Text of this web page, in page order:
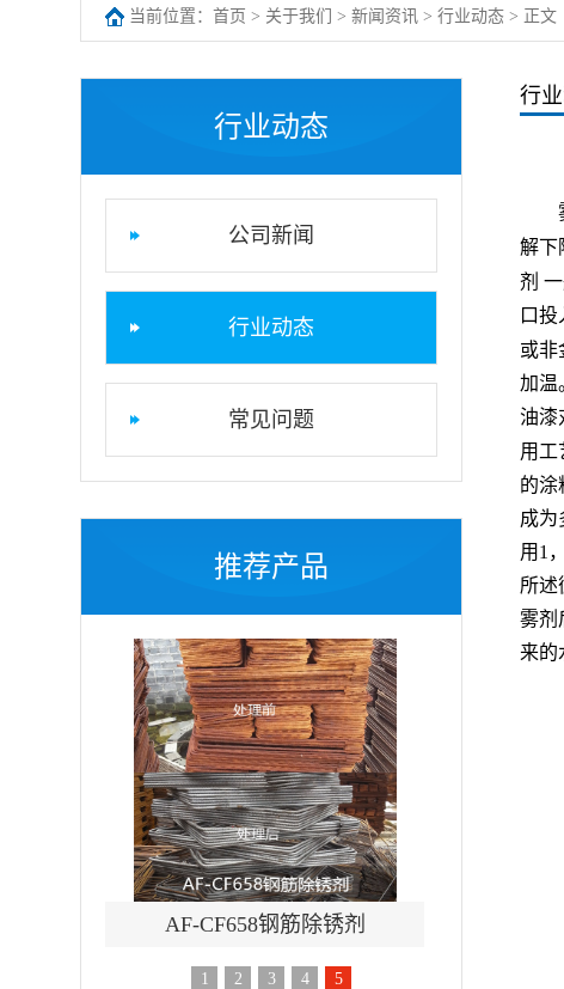
当前位置： 首页 > 关于我们 > 新闻资讯 > 行业动态 > 正文
行业动态
公司新闻
行业动态
常见问题
推荐产品
AF-CF658钢筋除锈剂 AF-TQ611
1 2 3 4 5
行
解下
剂
口
或非
加温
油漆
用工
的涂
成为
用1
所述
雾剂
来的